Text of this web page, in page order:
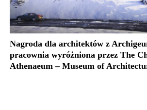
Nagroda dla architektów z
pracownia wyróżniona przez The
Athenaeum – Museum of